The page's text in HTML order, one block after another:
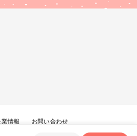
業情報 お問い合わせ